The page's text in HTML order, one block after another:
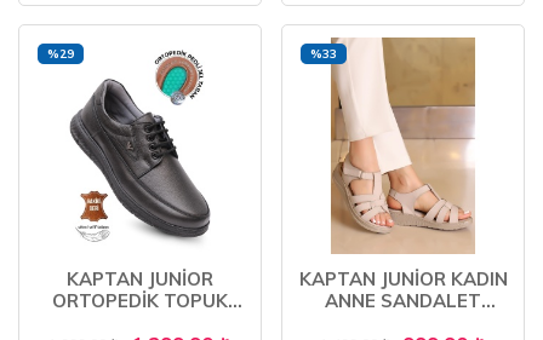
KAPTAN JUNİOR
ORTOPEDİK TOPUK
%29
KAPTAN JUNİOR KADIN
ANNE SANDALET
%33